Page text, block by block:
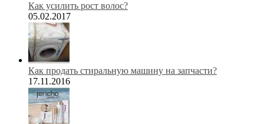
Как усилить рост волос?
05.02.2017
Как продать стиральную машину на запчасти?
17.11.2016